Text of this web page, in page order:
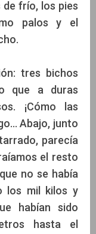
frío, los pies
palos y el
tres bichos
que a duras
¡Cómo las
Abajo, junto
parecía
el resto
no se había
los mil kilos y
habían sido
hasta el